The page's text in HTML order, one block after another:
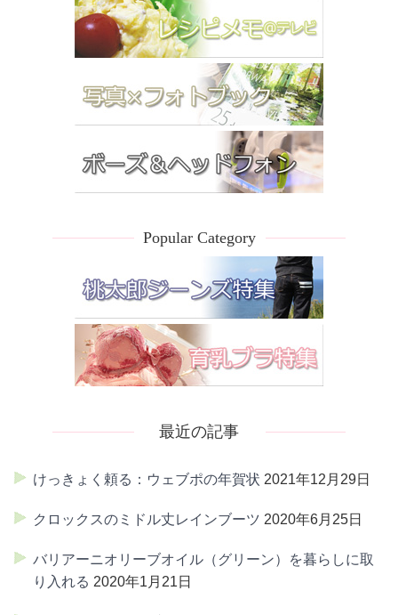
Popular Category
最近の記事
けっきょく頼る：ウェブポの年賀状 2021年12月29日
クロックスのミドル丈レインブーツ 2020年6月25日
バリアーニオリーブオイル（グリーン）を暮らしに取
り入れる 2020年1月21日